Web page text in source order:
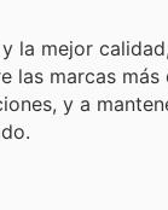
la mejor
marcas más
y a